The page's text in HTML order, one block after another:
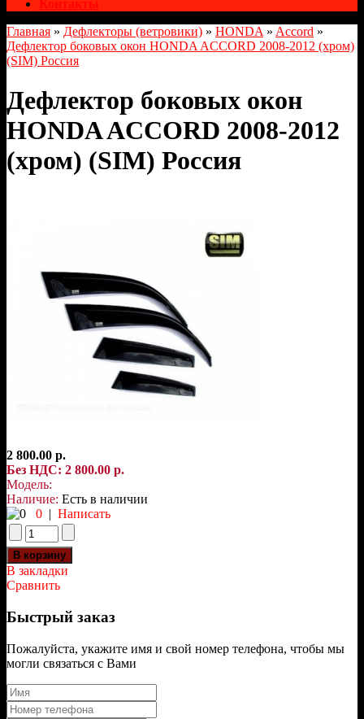
Контакты
Главная » Дефлекторы (ветровики) » HONDA » Accord »
Дефлектор боковых окон HONDA ACCORD 2008-2012 (хром)
(SIM) Россия
Дефлектор боковых окон
HONDA ACCORD 2008-2012
(хром) (SIM) Россия
2 800.00 р.
Без НДС: 2 800.00 р.
Модель:
Наличие: Есть в наличии
0 | Написать
В закладки
Сравнить
Быстрый заказ
Пожалуйста, укажите имя и свой номер телефона, чтобы мы
могли связаться с Вами